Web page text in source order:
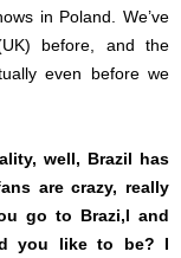
in Poland. We’ve
before, and the
even before we
well, Brazil has
are crazy, really
go to Brazi,l and
you like to be? I